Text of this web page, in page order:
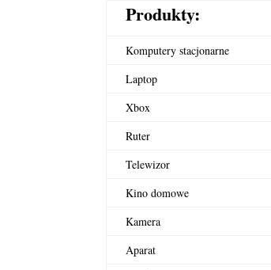
Produkty:
Komputery stacjonarne
Laptop
Xbox
Ruter
Telewizor
Kino domowe
Kamera
Aparat